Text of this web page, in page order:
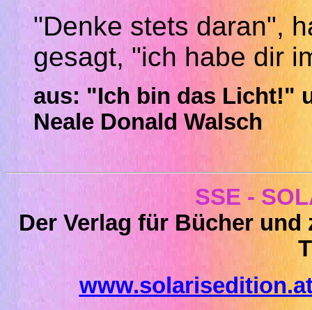
"Denke stets daran",
gesagt, "ich habe dir
aus: "Ich bin das Licht!"
Neale Donald Walsch
SSE -
Der Verlag für Bücher